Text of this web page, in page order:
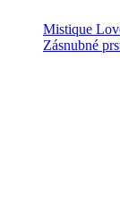
Mistique
Zásnubné